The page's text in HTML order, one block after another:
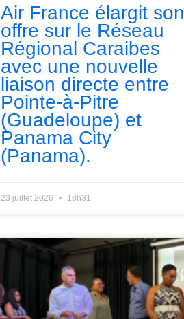
Air France élargit son
offre sur le Réseau
Régional Caraibes
avec une nouvelle
liaison directe entre
Pointe-à-Pitre
(Guadeloupe) et
Panama City
(Panama).
23 juillet 2026 18h31